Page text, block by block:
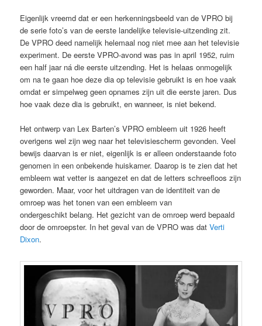
Eigenlijk vreemd dat er een herkenningsbeeld van de VPRO bij
de serie foto’s van de eerste landelijke televisie-uitzending zit.
De VPRO deed namelijk helemaal nog niet mee aan het televisie
experiment. De eerste VPRO-avond was pas in april 1952, ruim
een half jaar ná die eerste uitzending. Het is helaas onmogelijk
om na te gaan hoe deze dia op televisie gebruikt is en hoe vaak
omdat er simpelweg geen opnames zijn uit die eerste jaren. Dus
hoe vaak deze dia is gebruikt, en wanneer, is niet bekend.
Het ontwerp van Lex Barten’s VPRO embleem uit 1926 heeft
overigens wel zijn weg naar het televisiescherm gevonden. Veel
bewijs daarvan is er niet, eigenlijk is er alleen onderstaande foto
genomen in een onbekende huiskamer. Daarop is te zien dat het
embleem wat vetter is aangezet en dat de letters schreefloos zijn
geworden. Maar, voor het uitdragen van de identiteit van de
omroep was het tonen van een embleem van
ondergeschikt belang. Het gezicht van de omroep werd bepaald
door de omroepster. In het geval van de VPRO was datVerti
Dixon.